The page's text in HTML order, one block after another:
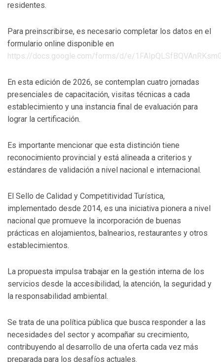
residentes.
Para preinscribirse, es necesario completar los datos en el
formulario online disponible en
https://docs.google.com/forms/d/e/
En esta edición de 2026, se contemplan cuatro jornadas
presenciales de capacitación, visitas técnicas a cada
establecimiento y una instancia final de evaluación para
lograr la certificación.
Es importante mencionar que esta distinción tiene
reconocimiento provincial y está alineada a criterios y
estándares de validación a nivel nacional e internacional.
El Sello de Calidad y Competitividad Turística,
implementado desde 2014, es una iniciativa pionera a nivel
nacional que promueve la incorporación de buenas
prácticas en alojamientos, balnearios, restaurantes y otros
establecimientos.
La propuesta impulsa trabajar en la gestión interna de los
servicios desde la accesibilidad, la atención, la seguridad y
la responsabilidad ambiental.
Se trata de una política pública que busca responder a las
necesidades del sector y acompañar su crecimiento,
contribuyendo al desarrollo de una oferta cada vez más
preparada para los desafíos actuales.